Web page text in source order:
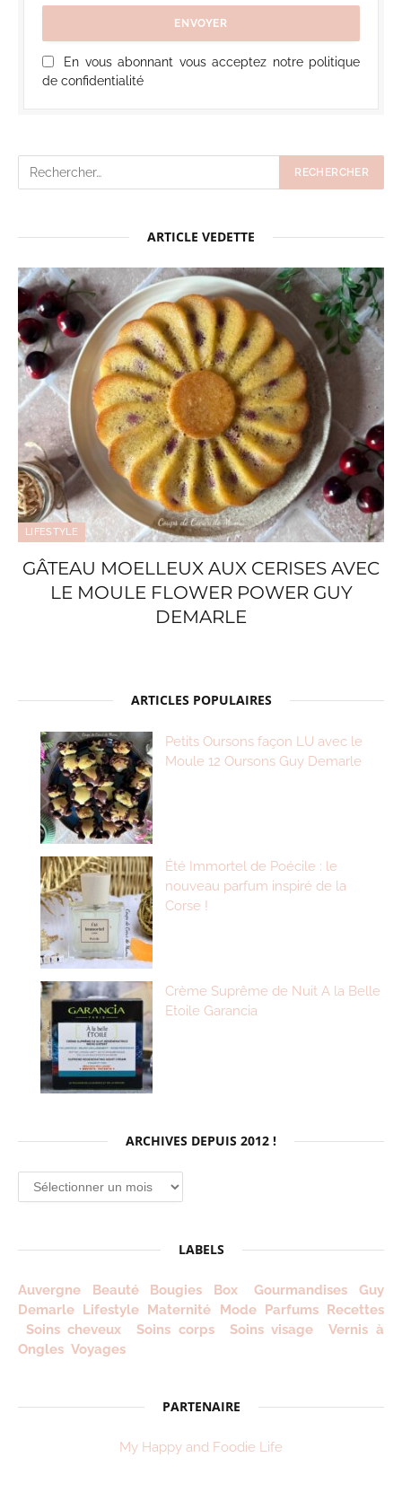
En vous abonnant vous acceptez notre politique
de confidentialité
ARTICLE VEDETTE
LIFESTYLE
GÂTEAU MOELLEUX AUX CERISES AVEC
LE MOULE FLOWER POWER GUY
DEMARLE
ARTICLES POPULAIRES
Petits Oursons façon LU avec le
Moule 12 Oursons Guy Demarle
Été Immortel de Poécile : le
nouveau parfum inspiré de la
Corse !
Crème Suprême de Nuit A la Belle
Etoile Garancia
ARCHIVES DEPUIS 2012 !
LABELS
Auvergne Beauté Bougies Box Gourmandises
Guy
Demarle Lifestyle Maternité Mode Parfums Recettes
Soins cheveux
Soins corps Soins visage
Vernis à
Ongles Voyages
PARTENAIRE
My Happy and Foodie Life